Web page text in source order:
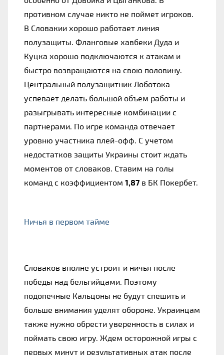
противном случае никто не поймет игроков.
В Словакии хорошо работает линия
полузащиты. Фланговые хавбеки Дуда и
Куцка хорошо подключаются к атакам и
быстро возвращаются на свою половину.
Центральный полузащитник Лоботока
успевает делать большой объем работы и
разыгрывать интересные комбинации с
партнерами. По игре команда отвечает
уровню участника плей-офф. С учетом
недостатков защиты Украины стоит ждать
моментов от словаков. Ставим на голы
команд с коэффициентом 1,87 в БК Покербет.
Ничья в первом тайме
Словаков вполне устроит и ничья после
победы над бельгийцами. Поэтому
подопечные Кальцоны не будут спешить и
больше внимания уделят обороне. Украинцам
также нужно обрести уверенность в силах и
поймать свою игру. Ждем осторожной игры с
первых минут и результативных атак после